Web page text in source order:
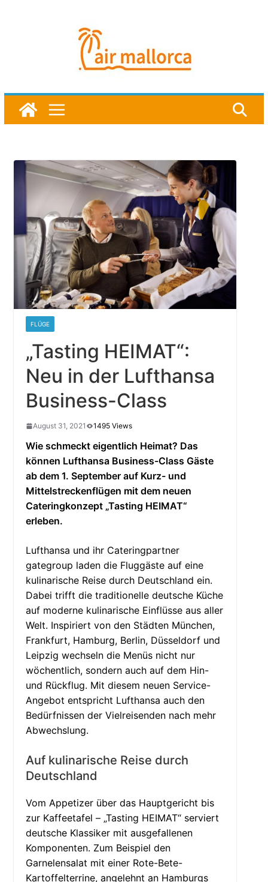
FLÜGE
„Tasting HEIMAT“:
Neu in der Lufthansa
Business-Class
August 31, 2021 1495 Views
Wie schmeckt eigentlich Heimat? Das
können Lufthansa Business-Class Gäste
ab dem 1. September auf Kurz- und
Mittelstreckenflügen mit dem neuen
Cateringkonzept „Tasting HEIMAT“
erleben.
Lufthansa und ihr Cateringpartner
gategroup laden die Fluggäste auf eine
kulinarische Reise durch Deutschland ein.
Dabei trifft die traditionelle deutsche Küche
auf moderne kulinarische Einflüsse aus aller
Welt. Inspiriert von den Städten München,
Frankfurt, Hamburg, Berlin, Düsseldorf und
Leipzig wechseln die Menüs nicht nur
wöchentlich, sondern auch auf dem Hin-
und Rückflug. Mit diesem neuen Service-
Angebot entspricht Lufthansa auch den
Bedürfnissen der Vielreisenden nach mehr
Abwechslung.
Auf kulinarische Reise durch
Deutschland
Vom Appetizer über das Hauptgericht bis
zur Kaffeetafel – „Tasting HEIMAT“ serviert
deutsche Klassiker mit ausgefallenen
Komponenten. Zum Beispiel den
Garnelensalat mit einer Rote-Bete-
Kartoffelterrine, angelehnt an Hamburgs